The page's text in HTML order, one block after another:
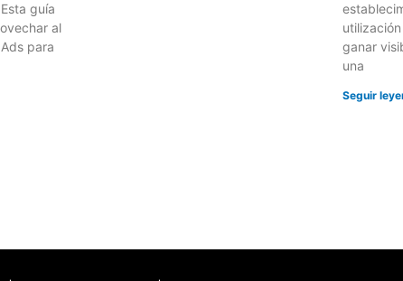
guía
al
para
ganar
una
Seguir